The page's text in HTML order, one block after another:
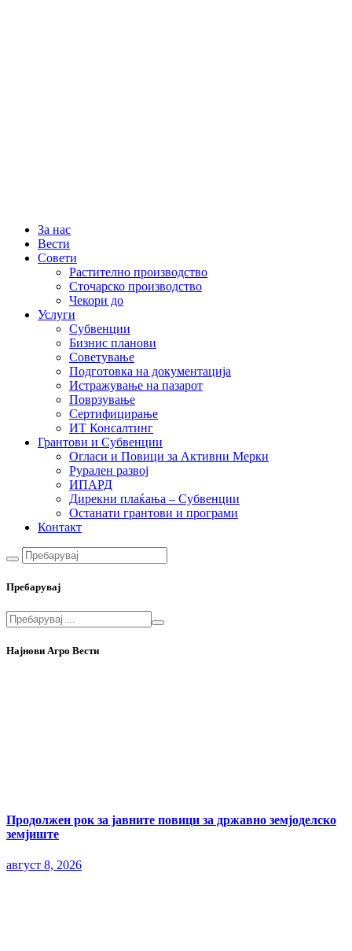
За нас
Вести
Совети
Растително производство
Сточарско производство
Чекори до
Услуги
Субвенции
Бизнис планови
Советување
Подготовка на документација
Истражување на пазарот
Поврзување
Сертифицирање
ИТ Консалтинг
Грантови и Субвенции
Огласи и Повици за Активни Мерки
Рурален развој
ИПАРД
Дирекни плаќања – Субвенции
Останати грантови и програми
Контакт
Пребарувај
Најнови Агро Вести
Продолжен рок за јавните повици за државно земјоделско
земјиште
август 8, 2026